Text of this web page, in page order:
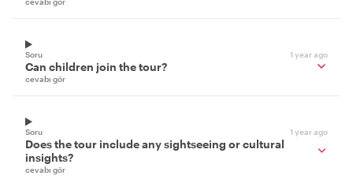
Soru 1 year ago
Can children join the tour?
cevabı gör
Soru 1 year ago
Does the tour include any sightseeing or cultural
insights?
cevabı gör